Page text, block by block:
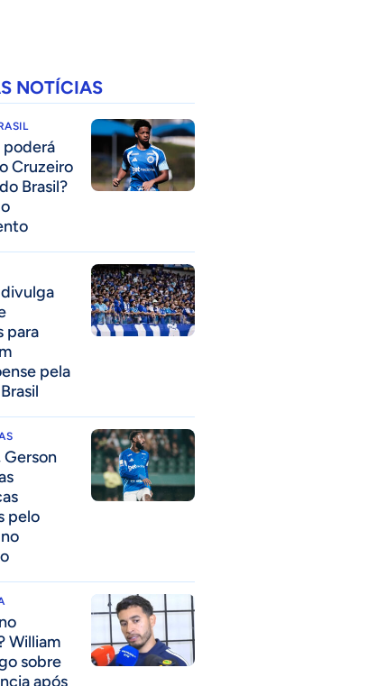
NOTÍCIAS
poderá
Cruzeiro
Brasil?
para
pela
Gerson
pelo
William
sobre
após